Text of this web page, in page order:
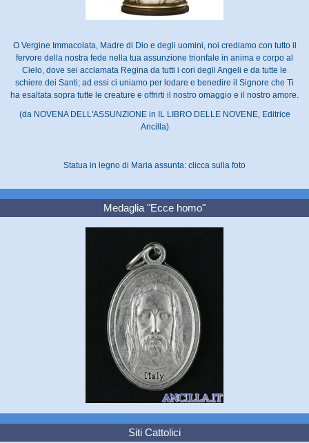
O Vergine Immacolata, Madre di Dio e degli uomini, noi crediamo con tutto il
fervore della nostra fede nella tua assunzione trionfale in anima e corpo al
Cielo, dove sei acclamata Regina da tutti i cori degli Angeli e da tutte le
schiere dei Santi; ad essi ci uniamo per lodare e benedire il Signore che Ti
ha esaltata sopra tutte le creature e offrirti il nostro omaggio e il nostro amore.
(da NOVENA DELL'ASSUNZIONE in IL LIBRO DELLE NOVENE, Editrice
Ancilla)
Statua in legno di Maria assunta: clicca sulla foto
Medaglia "Ecce homo"
Siti Cattolici